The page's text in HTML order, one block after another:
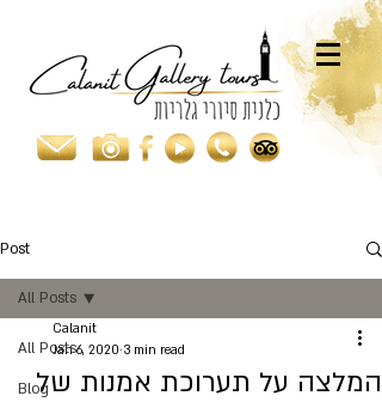
Post
All Posts
Blog
All Posts
המלצה על תערוכת אמנות של
Calanit
Jan 6, 2020 3 min read